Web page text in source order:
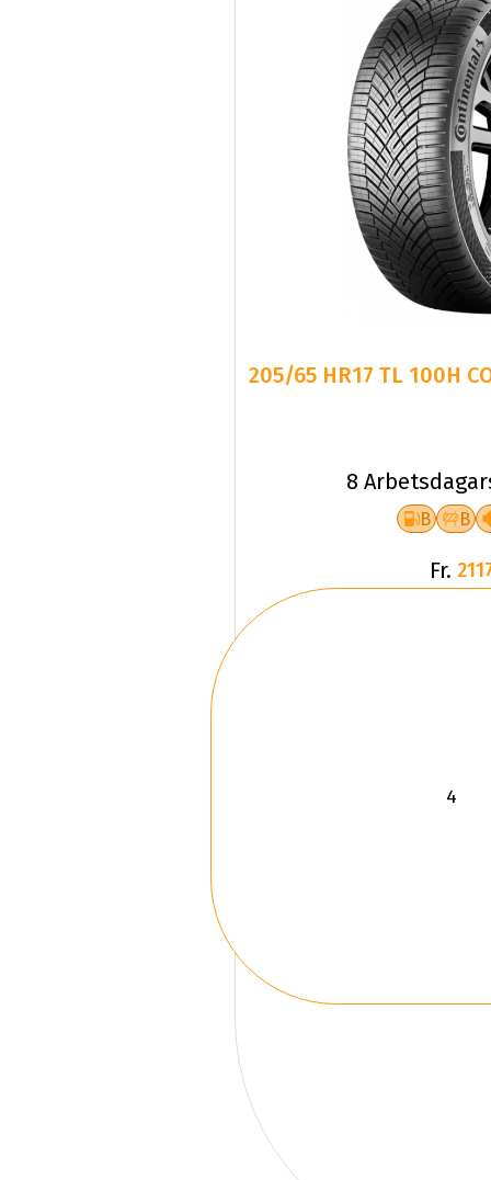
205/65 HR17 TL 100H
8
B B
Fr.